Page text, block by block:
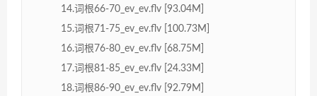
14.词根66-70_ev_ev.flv [93.04M]
15.词根71-75_ev_ev.flv [100.73M]
16.词根76-80_ev_ev.flv [68.75M]
17.词根81-85_ev_ev.flv [24.33M]
18.词根86-90_ev_ev.flv [92.79M]